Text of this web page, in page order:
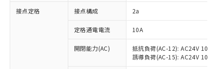
接点定格 接点構成 2a
定格通電電流 10A
開閉能力(AC)
抵抗負荷(AC-12): AC24V 10A/
誘導負荷(AC-15): AC24V
ご利用条件
以下の条件をお読みいただき、同意のうえ
対応予定：EU RoHS指令（10物質）の非含
有に対応した製品に切り替える予定のある
対応予定なし：EU RoHS指令（10物質）の
非含有に非対応の商品で、対応品を出す予